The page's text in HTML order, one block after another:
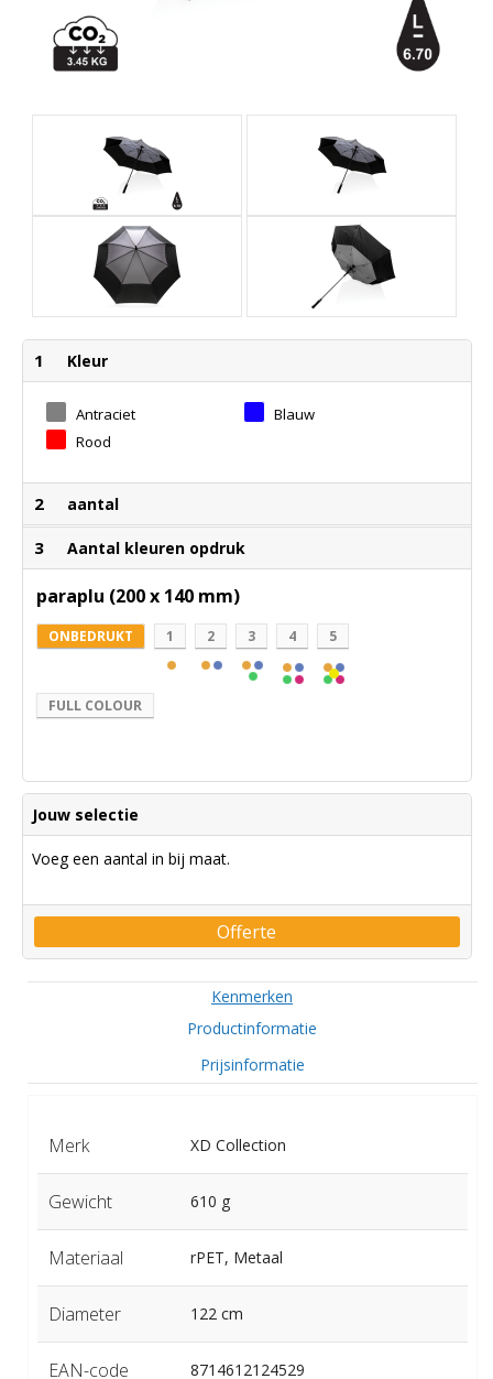
1 Kleur
Antraciet
Blauw
Rood
2 aantal
3 Aantal kleuren opdruk
paraplu (200 x 140 mm)
ONBEDRUKT 1 2 3 4 5
FULL COLOUR
Jouw selectie
Voeg een aantal in bij maat.
Offerte
Kenmerken
Productinformatie
Prijsinformatie
Merk XD Collection
Gewicht 610 g
Materiaal rPET, Metaal
Diameter 122 cm
EAN-code 8714612124529